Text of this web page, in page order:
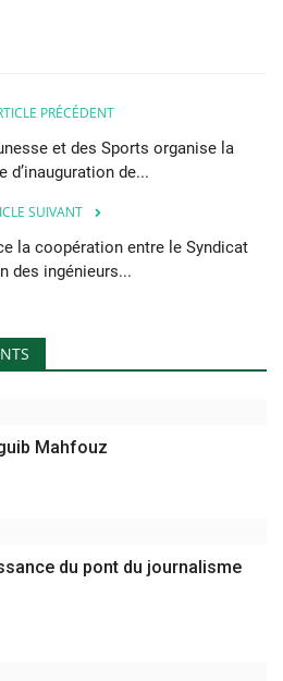
PRÉCÉDENT
et des Sports organise la
d’inauguration de...
SUIVANT
la coopération entre le Syndicat
des ingénieurs...
Mahfouz
du pont du journalisme